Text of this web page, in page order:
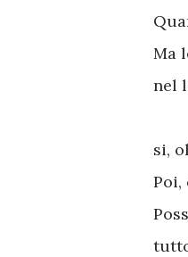
Ma
nel
si,
Poi,